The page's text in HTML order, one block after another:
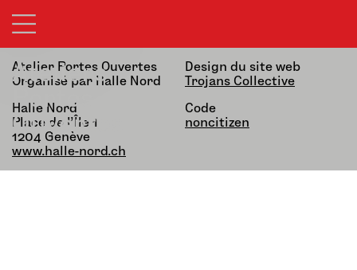
Ateliers
Portes
Ouvertes
Atelier Portes Ouvertes
Organisé par Halle Nord
Halle Nord
Place de l’Île 1,
1204 Genève
www.halle-nord.ch
Design du site web
Trojans Collective
Code
noncitizen